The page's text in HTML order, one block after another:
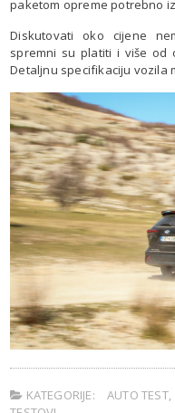
paketom opreme potrebno
Diskutovati oko cijene
spremni su platiti i više od
Detaljnu specifikaciju vozila
KATEGORIJE: AUTO TEST,